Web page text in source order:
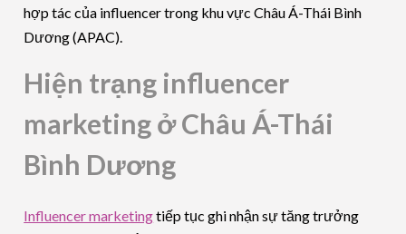
hợp tác của influencer trong khu vực Châu Á-Thái Bình
Dương (APAC).
Hiện trạng influencer
marketing ở Châu Á-Thái
Bình Dương
Influencer marketingtiếp tục ghi nhận sự tăng trưởng